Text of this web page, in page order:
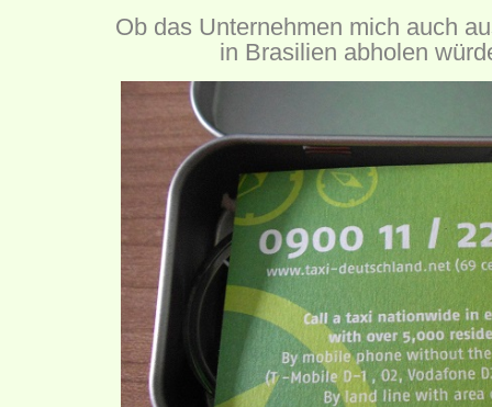
Ob das Unternehmen mich auch
in Brasilien abholen